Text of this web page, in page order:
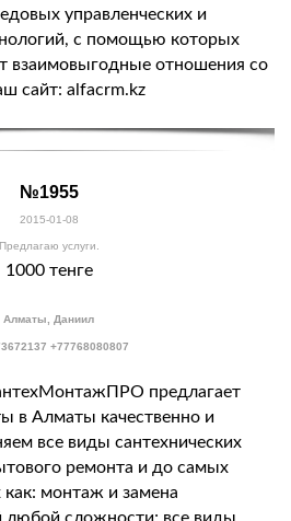
управленческих и
с помощью которых
взаимовыгодные отношения со
сайт: alfacrm.kz
№1955
2015-01-08
Предлагаю услуги.
1000 тенге
Алматы, Даниил
+77768080807
предлагает
в Алматы качественно и
все виды сантехнических
ремонта и до самых
монтаж и замена
любой сложности; все виды